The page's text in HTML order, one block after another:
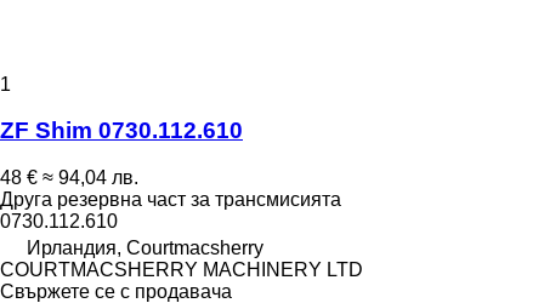
1
ZF Shim 0730.112.610
48 € ≈ 94,04 лв.
Друга резервна част за трансмисията
0730.112.610
Ирландия, Courtmacsherry
COURTMACSHERRY MACHINERY LTD
Свържете се с продавача